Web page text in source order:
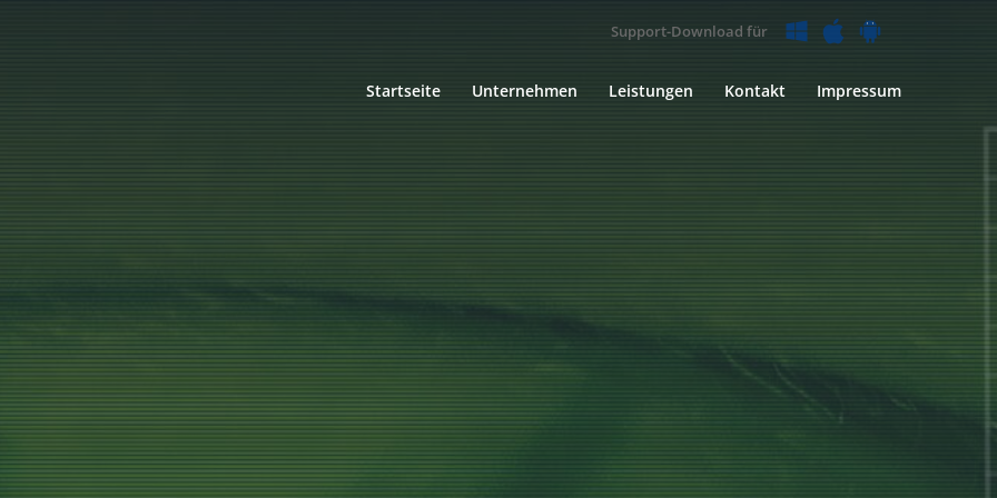
Support-Download für
Startseite Unternehmen Leistungen Kontakt Impressum